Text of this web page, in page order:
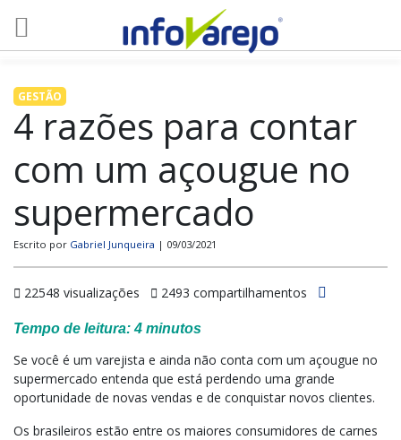
GESTÃO
4 razões para contar
com um açougue no
supermercado
Escrito por Gabriel Junqueira | 09/03/2021
22548 visualizações 2493 compartilhamentos
Tempo de leitura: 4 minutos
Se você é um varejista e ainda não conta com um açougue no
supermercado entenda que está perdendo uma grande
oportunidade de novas vendas e de conquistar novos clientes.
Os brasileiros estão entre os maiores consumidores de carnes